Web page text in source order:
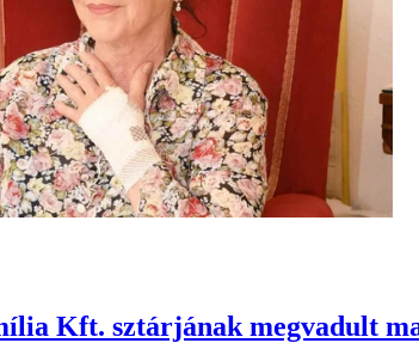
Kft. sztárjának megvadult